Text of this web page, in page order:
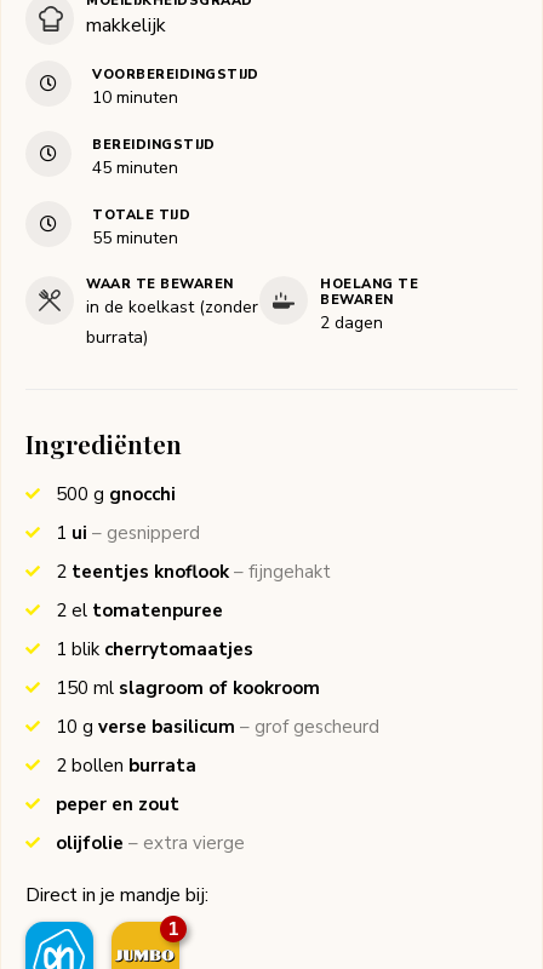
makkelijk
VOORBEREIDINGSTIJD
10minuten
minuten
BEREIDINGSTIJD
45minuten
minuten
TOTALE TIJD
55minuten
minuten
WAAR TE BEWAREN
in de koelkast (zonder
burrata)
HOELANG TE
BEWAREN
2 dagen
Ingrediënten
500 g gnocchi
1 ui – gesnipperd
2 teentjes knoflook – fijngehakt
2 el tomatenpuree
1 blik cherrytomaatjes
150 ml slagroom of kookroom
10 g verse basilicum – grof gescheurd
2 bollen burrata
peper en zout
olijfolie – extra vierge
Direct in je mandje bij:
1